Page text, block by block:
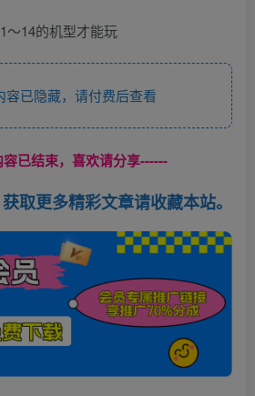
～14的机型才能玩
已隐藏，请付费后查看
已结束，喜欢请分享------
取更多精彩文章请收藏本站。